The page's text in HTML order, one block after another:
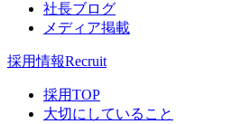
社長ブログ
メディア掲載
採用情報Recruit
採用TOP
大切にしていること